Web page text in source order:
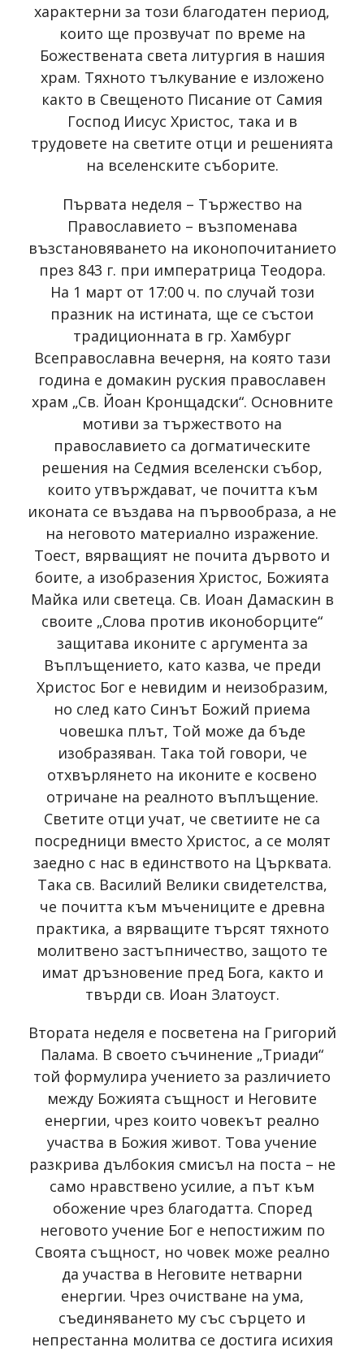
характерни за този благодатен период,
които ще прозвучат по време на
Божествената света литургия в нашия
храм. Тяхното тълкувание е изложено
както в Свещеното Писание от Самия
Господ Иисус Христос, така и в
трудовете на светите отци и решенията
на вселенските съборите.
Първата неделя – Тържество на
Православието – възпоменава
възстановяването на иконопочитанието
през 843 г. при императрица Теодора.
На 1 март от 17:00 ч. по случай този
празник на истината, ще се състои
традиционната в гр. Хамбург
Всеправославна вечерня, на която тази
година е домакин руския православен
храм „Св. Йоан Кронщадски“. Основните
мотиви за тържеството на
православието са догматическите
решения на Седмия вселенски събор,
които утвърждават, че почитта към
иконата се въздава на първообраза, а не
на неговото материално изражение.
Тоест, вярващият не почита дървото и
боите, а изобразения Христос, Божията
Майка или светеца. Св. Иоан Дамаскин в
своите „Слова против иконоборците“
защитава иконите с аргумента за
Въплъщението, като казва, че преди
Христос Бог е невидим и неизобразим,
но след като Синът Божий приема
човешка плът, Той може да бъде
изобразяван. Така той говори, че
отхвърлянето на иконите е косвено
отричане на реалното въплъщение.
Светите отци учат, че светиите не са
посредници вместо Христос, а се молят
заедно с нас в единството на Църквата.
Така св. Василий Велики свидетелства,
че почитта към мъчениците е древна
практика, а вярващите търсят тяхното
молитвено застъпничество, защото те
имат дръзновение пред Бога, както и
твърди св. Иоан Златоуст.
Втората неделя е посветена на Григорий
Палама. В своето съчинение „Триади“
той формулира учението за различието
между Божията същност и Неговите
енергии, чрез които човекът реално
участва в Божия живот. Това учение
разкрива дълбокия смисъл на поста – не
само нравствено усилие, а път към
обожение чрез благодатта. Според
неговото учение Бог е непостижим по
Своята същност, но човек може реално
да участва в Неговите нетварни
енергии. Чрез очистване на ума,
съединяването му със сърцето и
непрестанна молитва се достига исихия